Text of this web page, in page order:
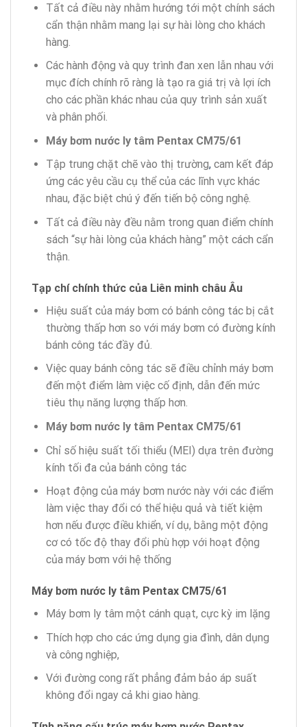
Tất cả điều này nhằm hướng tới một chính sách
cẩn thận nhằm mang lại sự hài lòng cho khách
hàng.
Các hành động và quy trình đan xen lẫn nhau với
mục đích chính rõ ràng là tạo ra giá trị và lợi ích
cho các phần khác nhau của quy trình sản xuất
và phân phối.
Máy bơm nước ly tâm Pentax CM75/61
Tập trung chặt chẽ vào thị trường,cam kết đáp
ứng các yêu cầu cụ thể của các lĩnh vực khác
nhau, đặc biệt chú ý đến tiến bộ công nghệ.
Tất cả điều này đều nằm trong quan điểm chính
sách “sự hài lòng của khách hàng” một cách cẩn
thận.
Tạp chí chính thức của Liên minh châu Âu
Hiệu suất của máy bơm có bánh công tác bị cắt
thường thấp hơn so với máy bơm có đường kính
bánh công tác đầy đủ.
Việc quay bánh công tác sẽ điều chỉnh máy bơm
đến một điểm làm việc cố định, dẫn đến mức
tiêu thụ năng lượng thấp hơn.
Máy bơm nước ly tâm Pentax CM75/61
Chỉ số hiệu suất tối thiểu (MEI) dựa trên đường
kính tối đa của bánh công tác
Hoạt động của máy bơm nước này với các điểm
làm việc thay đổi có thể hiệu quả và tiết kiệm
hơn nếu được điều khiển, ví dụ, bằng một động
cơ có tốc độ thay đổi phù hợp với hoạt động
của máy bơm với hệ thống
Máy bơm nước ly tâm Pentax CM75/61
Máy bơm ly tâm một cánh quạt, cực kỳ im lặng
Thích hợp cho các ứng dụng gia đình, dân dụng
và công nghiệp,
Với đường cong rất phẳng đảm bảo áp suất
không đổi ngay cả khi giao hàng.